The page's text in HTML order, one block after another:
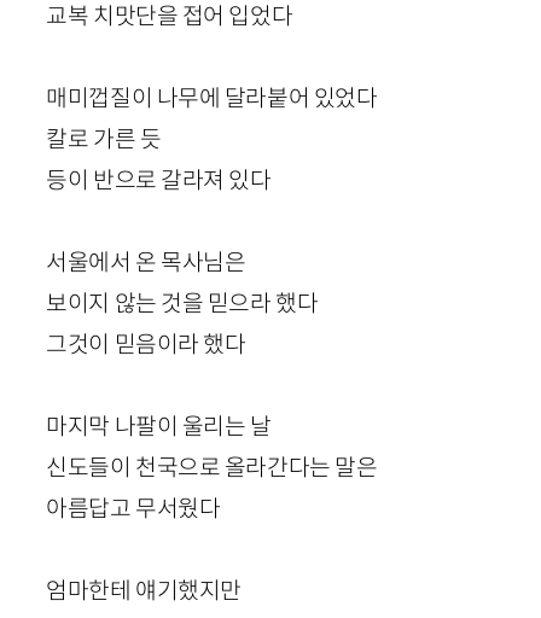
교복 치맛단을 접어 입었다
매미껍질이 나무에 달라붙어 있었다
칼로 가른 듯
등이 반으로 갈라져 있다
서울에서 온 목사님은
보이지 않는 것을 믿으라 했다
그것이 믿음이라 했다
마지막 나팔이 울리는 날
신도들이 천국으로 올라간다는 말은
아름답고 무서웠다
엄마한테 얘기했지만